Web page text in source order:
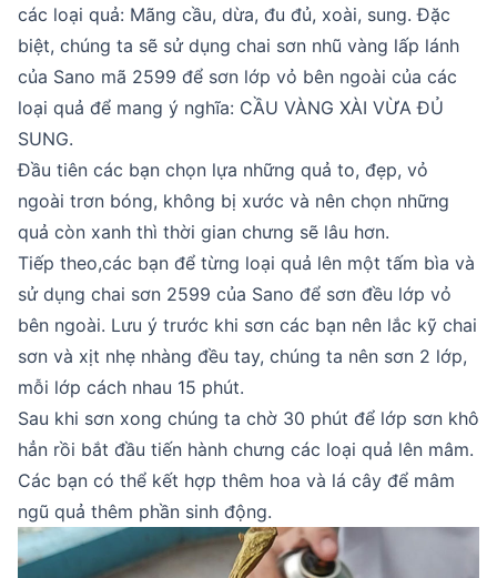
các loại quả: Mãng cầu, dừa, đu đủ, xoài, sung. Đặc
biệt, chúng ta sẽ sử dụng chai sơn nhũ vàng lấp lánh
của Sano mã 2599 để sơn lớp vỏ bên ngoài của các
loại quả để mang ý nghĩa: CẦU VÀNG XÀI VỪA ĐỦ
SUNG.
Đầu tiên các bạn chọn lựa những quả to, đẹp, vỏ
ngoài trơn bóng, không bị xước và nên chọn những
quả còn xanh thì thời gian chưng sẽ lâu hơn.
Tiếp theo,các bạn để từng loại quả lên một tấm bìa và
sử dụng chai sơn 2599 của Sano để sơn đều lớp vỏ
bên ngoài. Lưu ý trước khi sơn các bạn nên lắc kỹ chai
sơn và xịt nhẹ nhàng đều tay, chúng ta nên sơn 2 lớp,
mỗi lớp cách nhau 15 phút.
Sau khi sơn xong chúng ta chờ 30 phút để lớp sơn khô
hẳn rồi bắt đầu tiến hành chưng các loại quả lên mâm.
Các bạn có thể kết hợp thêm hoa và lá cây để mâm
ngũ quả thêm phần sinh động.